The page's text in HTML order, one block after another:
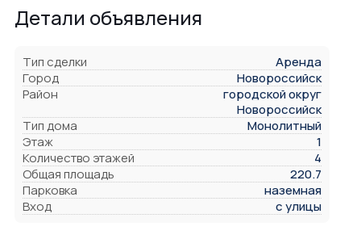
Детали объявления
Тип сделки
Аренда
Город
Новороссийск
Район
городской округ
Новороссийск
Тип дома
Монолитный
Этаж
1
Количество этажей
4
Общая площадь
220.7
Парковка
наземная
Вход
с улицы